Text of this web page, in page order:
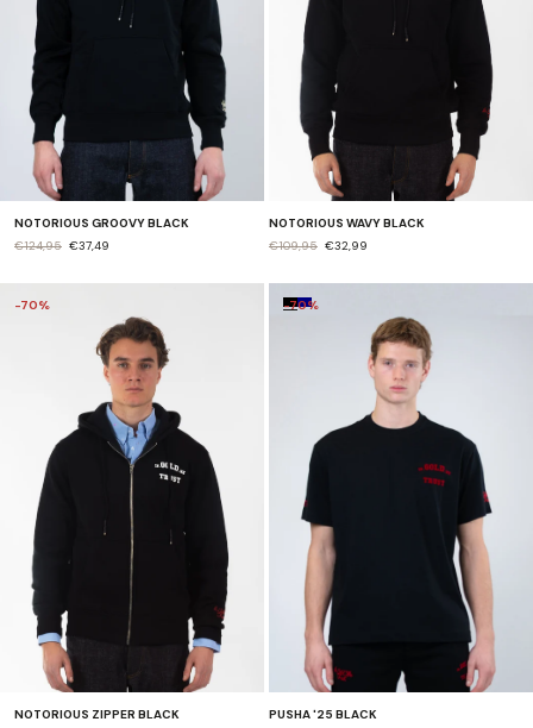
NOTORIOUS GROOVY BLACK
€124,95 €37,49
NOTORIOUS WAVY BLACK
€109,95 €32,99
-70%
NOTORIOUS ZIPPER BLACK
-70%
PUSHA '25 BLACK